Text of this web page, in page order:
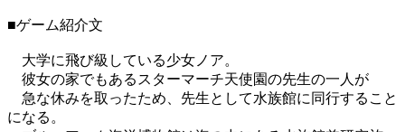
■ゲーム紹介文
大学に飛び級している少女ノア。
彼女の家でもあるスターマーチ天使園の先生の一人が
急な休みを取ったため、先生として水族館に同行すること
になる。